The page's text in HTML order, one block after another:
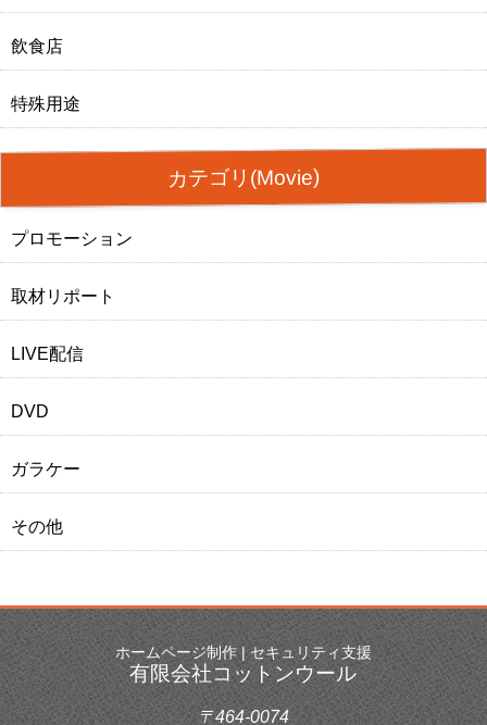
飲食店
特殊用途
カテゴリ(Movie)
プロモーション
取材リポート
LIVE配信
DVD
ガラケー
その他
ホームページ制作 | セキュリティ支援
有限会社コットンウール
〒464-0074